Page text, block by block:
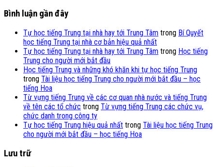
Bình luận gần đây
Tự học tiếng Trung tại nhà hay tới Trung Tâm trong Bí Quyết
học tiếng Trung tại nhà cơ bản hiệu quả nhất
Tự học tiếng Trung tại nhà hay tới Trung Tâm trong Học tiếng
Trung cho người mới bắt đầu
Học tiếng Trung và những khó khăn khi tự học tiếng Trung
trong Tài liệu học tiếng Trung cho người mới bắt đầu – học
tiếng Hoa
Từ vựng tiếng Trung về các cơ quan nhà nước và tiếng Trung
về tên các tổ chức trong Từ vựng tiếng Trung các chức vụ,
chức danh trong công ty
Tự học tiếng Trung hiệu quả nhất trong Tài liệu học tiếng Trung
cho người mới bắt đầu – học tiếng Hoa
Lưu trữ